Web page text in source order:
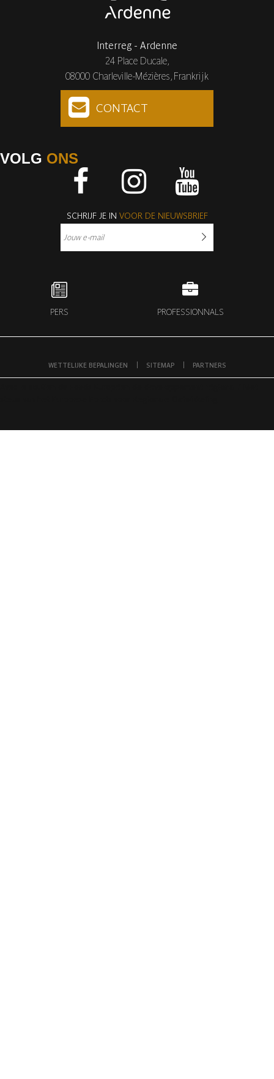
Interreg - Ardenne
24 Place Ducale,
08000 Charleville-Mézières, Frankrijk
CONTACT
VOLG ONS
SCHRIJF JE IN VOOR DE NIEUWSBRIEF
PERS PROFESSIONNALS
WETTELIJKE BEPALINGEN SITEMAP PARTNERS